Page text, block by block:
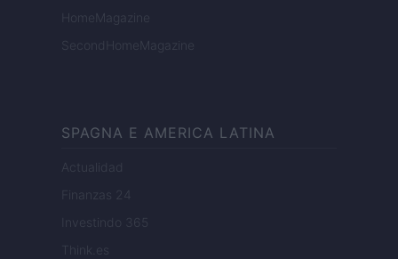
HomeMagazine
SecondHomeMagazine
SPAGNA E AMERICA LATINA
Actualidad
Finanzas 24
Investindo 365
Think.es